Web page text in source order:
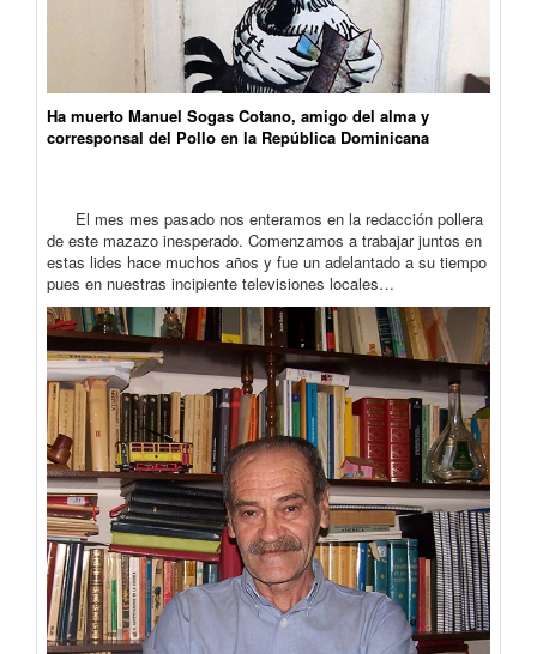
Ha muerto Manuel Sogas Cotano, amigo del alma y
corresponsal del Pollo en la República Dominicana
El mes mes pasado nos enteramos en la redacción pollera
de este mazazo inesperado. Comenzamos a trabajar juntos en
estas lides hace muchos años y fue un adelantado a su tiempo
pues en nuestras incipiente televisiones locales…